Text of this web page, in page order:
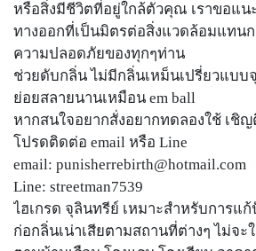
หรือสิ่งมีชีวิตที่อยู่ใกล้ตัวคุณ เราขอแน
ทางออกที่เป็นมิตรต่อสิ่งแวดล้อมแทนก
ความปลอดภัยของทุกๆท่าน
ช่วยดับกลิ่น ไม่มีกลิ่นเหม็นเปรี่ยวแบบ
ย่อยสลายนานเหมือน em ball
หากสนใจอยากสั่งอยากทดลองใช้ เชิ
โปรดติดต่อ email หรือ Line
email: punisherrebirth@hotmail.com
Line: streetman7539
ไฮเกรด จุลินทรีย์ เหมาะสำหรับการแ
ก่อกลิ่นเน่าเสียตามสถานที่ต่างๆ ไม่จะ